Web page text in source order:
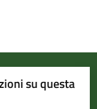
su questa